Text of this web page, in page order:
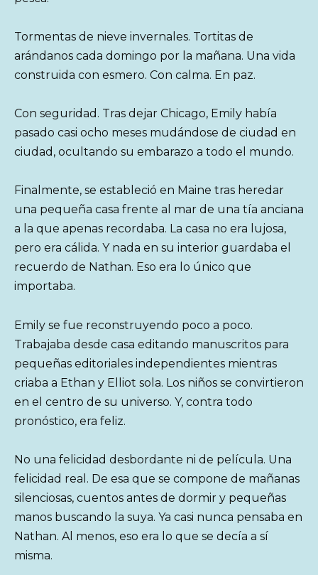
Tormentas de nieve invernales. Tortitas de
arándanos cada domingo por la mañana. Una vida
construida con esmero. Con calma. En paz.
Con seguridad. Tras dejar Chicago, Emily había
pasado casi ocho meses mudándose de ciudad en
ciudad, ocultando su embarazo a todo el mundo.
Finalmente, se estableció en Maine tras heredar
una pequeña casa frente al mar de una tía anciana
a la que apenas recordaba. La casa no era lujosa,
pero era cálida. Y nada en su interior guardaba el
recuerdo de Nathan. Eso era lo único que
importaba.
Emily se fue reconstruyendo poco a poco.
Trabajaba desde casa editando manuscritos para
pequeñas editoriales independientes mientras
criaba a Ethan y Elliot sola. Los niños se convirtieron
en el centro de su universo. Y, contra todo
pronóstico, era feliz.
No una felicidad desbordante ni de película. Una
felicidad real. De esa que se compone de mañanas
silenciosas, cuentos antes de dormir y pequeñas
manos buscando la suya. Ya casi nunca pensaba en
Nathan. Al menos, eso era lo que se decía a sí
misma.